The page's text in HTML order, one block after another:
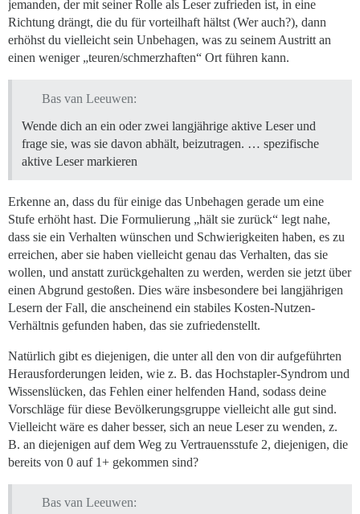
jemanden, der mit seiner Rolle als Leser zufrieden ist, in eine
Richtung drängt, die du für vorteilhaft hältst (Wer auch?), dann
erhöhst du vielleicht sein Unbehagen, was zu seinem Austritt an
einen weniger „teuren/schmerzhaften“ Ort führen kann.
Bas van Leeuwen:
Wende dich an ein oder zwei langjährige aktive Leser und
frage sie, was sie davon abhält, beizutragen. … spezifische
aktive Leser markieren
Erkenne an, dass du für einige das Unbehagen gerade um eine
Stufe erhöht hast. Die Formulierung „hält sie zurück“ legt nahe,
dass sie ein Verhalten wünschen und Schwierigkeiten haben, es zu
erreichen, aber sie haben vielleicht genau das Verhalten, das sie
wollen, und anstatt zurückgehalten zu werden, werden sie jetzt über
einen Abgrund gestoßen. Dies wäre insbesondere bei langjährigen
Lesern der Fall, die anscheinend ein stabiles Kosten-Nutzen-
Verhältnis gefunden haben, das sie zufriedenstellt.
Natürlich gibt es diejenigen, die unter all den von dir aufgeführten
Herausforderungen leiden, wie z. B. das Hochstapler-Syndrom und
Wissenslücken, das Fehlen einer helfenden Hand, sodass deine
Vorschläge für diese Bevölkerungsgruppe vielleicht alle gut sind.
Vielleicht wäre es daher besser, sich an neue Leser zu wenden, z.
B. an diejenigen auf dem Weg zu Vertrauensstufe 2, diejenigen, die
bereits von 0 auf 1+ gekommen sind?
Bas van Leeuwen: